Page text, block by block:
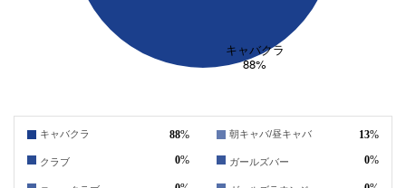
キャバクラ 88% 朝キャバ/昼キャバ 13%
クラブ 0% ガールズバー 0%